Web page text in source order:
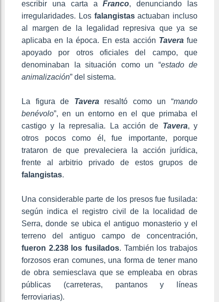
escribir una carta aFranco, denunciando las
irregularidades. Los falangistasactuaban incluso
al margen de la legalidad represiva que ya se
aplicaba en la época. En esta acción Taverafue
apoyado por otros oficiales del campo, que
denominaban la situación como un “estado de
animalización” del sistema.
La figura de Taveraresaltó como un “mando
benévolo”, en un entorno en el que primaba el
castigo y la represalia. La acción de Tavera, y
otros pocos como él, fue importante, porque
trataron de que prevaleciera la acción jurídica,
frente al arbitrio privado de estos grupos de
falangistas.
Una considerable parte de los presos fue fusilada:
según indica el registro civil de la localidad de
Serra, donde se ubica el antiguo monasterio y el
terreno del antiguo campo de concentración,
fueron 2.238 los fusilados. También los trabajos
forzosos eran comunes, una forma de tener mano
de obra semiesclava que se empleaba en obras
públicas (carreteras, pantanos y líneas
ferroviarias).